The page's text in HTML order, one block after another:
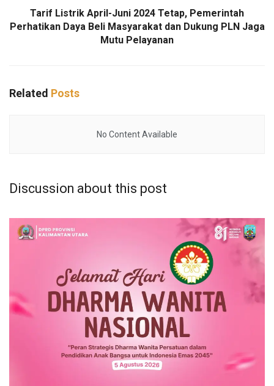
Tarif Listrik April-Juni 2024 Tetap, Pemerintah
Perhatikan Daya Beli Masyarakat dan Dukung PLN Jaga
Mutu Pelayanan
Related Posts
No Content Available
Discussion about this post